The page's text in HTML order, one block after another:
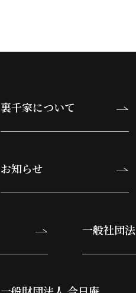
裏千家について
お知らせ
一般社団